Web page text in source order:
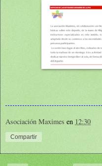
Asociación Maximes en 12:30
Compartir